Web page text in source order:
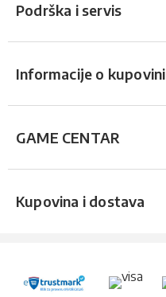
Podrška i servis
Informacije o kupovini
GAME CENTAR
Kupovina i dostava